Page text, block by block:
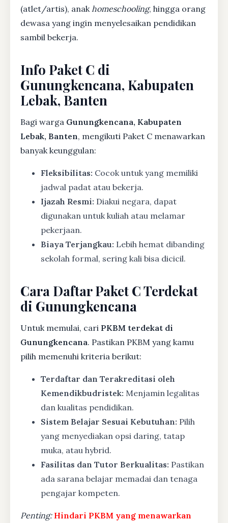
(atlet/artis), anakhomeschooling, hingga orang
dewasa yang ingin menyelesaikan pendidikan
sambil bekerja.
Info Paket C di
Gunungkencana, Kabupaten
Lebak, Banten
Bagi warga Gunungkencana, Kabupaten
Lebak, Banten, mengikuti Paket C menawarkan
banyak keunggulan:
Fleksibilitas: Cocok untuk yang memiliki
jadwal padat atau bekerja.
Ijazah Resmi: Diakui negara, dapat
digunakan untuk kuliah atau melamar
pekerjaan.
Biaya Terjangkau: Lebih hemat dibanding
sekolah formal, sering kali bisa dicicil.
Cara Daftar Paket C Terdekat
di Gunungkencana
Untuk memulai, cari PKBM terdekat di
Gunungkencana. Pastikan PKBM yang kamu
pilih memenuhi kriteria berikut:
Terdaftar dan Terakreditasi oleh
Kemendikbudristek: Menjamin legalitas
dan kualitas pendidikan.
Sistem Belajar Sesuai Kebutuhan: Pilih
yang menyediakan opsi daring, tatap
muka, atau hybrid.
Fasilitas dan Tutor Berkualitas: Pastikan
ada sarana belajar memadai dan tenaga
pengajar kompeten.
Penting: Hindari PKBM yang menawarkan